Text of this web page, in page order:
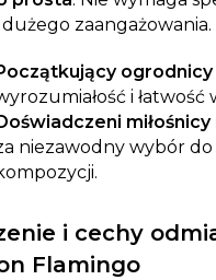
zaangażowania.
ogrodnicy
i łatwość
miłośnicy
niezawodny wybór do
i cechy
Flamingo